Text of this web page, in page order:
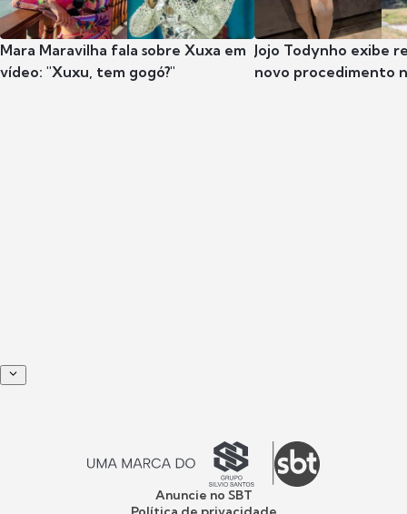
Mara Maravilha fala sobre Xuxa em
vídeo: "Xuxu, tem gogó?"
Jojo Todynho exibe
novo procedimento
Anuncie no SBT